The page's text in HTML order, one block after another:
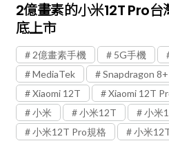
2億畫素的小米12T Pro台
底上市
2億畫素手機 5G手機
MediaTek
Snapdragon 8+
Xiaomi 12T
Xiaomi 12T
小米
小米12T
小米
小米12T Pro規格
小米